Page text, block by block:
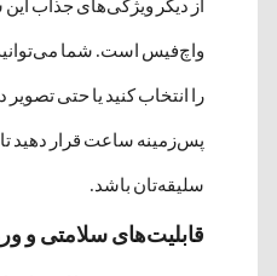
از دیگر ویژگی‌های جذاب این
واچ‌فیس است. شما می‌توانید
را انتخاب کنید یا حتی تصویر
پس‌زمینه ساعت قرار دهید
سلیقه‌تان باشد.
قابلیت‌های سلامتی و